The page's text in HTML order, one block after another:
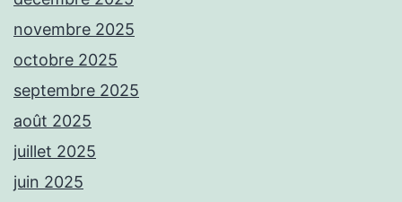
novembre 2025
octobre 2025
septembre 2025
août 2025
juillet 2025
juin 2025